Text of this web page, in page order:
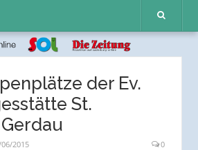
der Ev.
St.
2015 0